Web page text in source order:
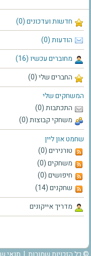
חדשות ועדכונים (0)
הודעות (0)
מחוברים עכשיו (16)
החברים שלי (0)
המשחקים שלי
התכתבות (0)
משחקי קבוצות (0)
שחמט און ליין
טורנירים (0)
משחקים (0)
חיפושים (0)
שחקנים (14)
מדריך אייקונים